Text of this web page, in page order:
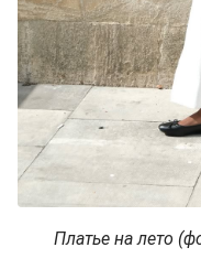
Платье на лето